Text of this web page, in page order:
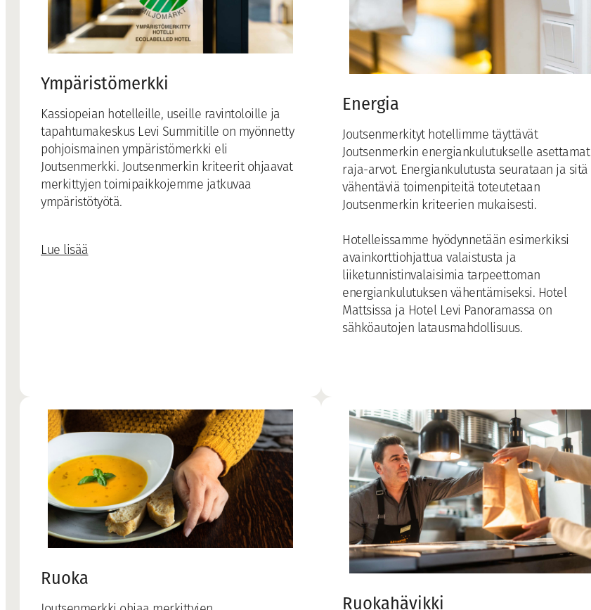
Ympäristömerkki
Kassiopeian hotelleille, useille ravintoloille ja
tapahtumakeskus Levi Summitille on myönnetty
pohjoismainen ympäristömerkki eli
Joutsenmerkki. Joutsenmerkin kriteerit ohjaavat
merkittyjen toimipaikkojemme jatkuvaa
ympäristötyötä.
Lue lisää
Energia
Joutsenmerkityt hotellimme täyttävät
Joutsenmerkin energiankulutukselle asettamat
raja-arvot. Energiankulutusta seurataan ja sitä
vähentäviä toimenpiteitä toteutetaan
Joutsenmerkin kriteerien mukaisesti.
Hotelleissamme hyödynnetään esimerkiksi
avainkorttiohjattua valaistusta ja
liiketunnistinvalaisimia tarpeettoman
energiankulutuksen vähentämiseksi. Hotel
Mattsissa ja Hotel Levi Panoramassa on
sähköautojen latausmahdollisuus.
Ruoka
Ruokahävikki